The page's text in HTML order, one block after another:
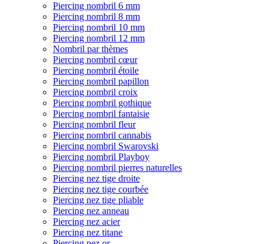
Piercing nombril 6 mm
Piercing nombril 8 mm
Piercing nombril 10 mm
Piercing nombril 12 mm
Nombril par thèmes
Piercing nombril cœur
Piercing nombril étoile
Piercing nombril papillon
Piercing nombril croix
Piercing nombril gothique
Piercing nombril fantaisie
Piercing nombril fleur
Piercing nombril cannabis
Piercing nombril Swarovski
Piercing nombril Playboy
Piercing nombril pierres naturelles
Piercing nez tige droite
Piercing nez tige courbée
Piercing nez tige pliable
Piercing nez anneau
Piercing nez acier
Piercing nez titane